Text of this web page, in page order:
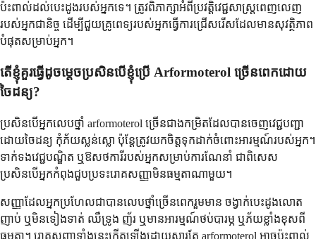
ប៉ះពាល់​ដល់​បេះដូង​របស់​អ្នក​ទេ។ ត្រូវ​ពិភាក្សា​អំពី​ប្រវត្តិ​វេជ្ជសាស្ត្រ​ពេញលេញ​
របស់​អ្នក​ជានិច្ច ដើម្បី​ជួយ​គ្រូពេទ្យ​របស់​អ្នក​ធ្វើ​ការ​ជ្រើសរើស​ដែល​មាន​សុវត្ថិភាព​
បំផុត​សម្រាប់​អ្នក។
តើ​ខ្ញុំ​គួរ​ធ្វើ​ដូចម្តេច​ប្រសិនបើ​ខ្ញុំ​ប្រើ Arformoterol ច្រើន​ពេក​ដោយ​
ចៃដន្យ?
ប្រសិនបើ​អ្នក​លេប​ថ្នាំ arformoterol ច្រើន​ជាង​កម្រិត​ដែល​បាន​ចេញវេជ្ជបញ្ជា​
ដោយ​ចៃដន្យ កុំ​ភ័យស្លន់ស្លោ ប៉ុន្តែ​ត្រូវ​យកចិត្តទុកដាក់​ចំពោះ​អារម្មណ៍​របស់​អ្នក។
ទាក់ទង​វេជ្ជបណ្ឌិត ឬ​ឱសថការី​របស់​អ្នក​សម្រាប់​ការណែនាំ ជាពិសេស​
ប្រសិនបើ​អ្នក​កំពុង​ជួបប្រទះ​រោគសញ្ញា​មិនធម្មតា​ណាមួយ។
សញ្ញា​ដែល​អ្នក​ប្រហែលជា​បាន​លេប​ថ្នាំ​ច្រើន​ពេក​រួមមាន ចង្វាក់​បេះដូង​លោត​
ញាប់ ឬ​មិន​ទៀងទាត់ ឈឺ​ទ្រូង ញ័រ ឬ​មាន​អារម្មណ៍​ថប់​បារម្ភ ឬ​ភ័យ​ខ្លាំង​ខុស​ពី​
ធម្មតា។ រោគសញ្ញា​ទាំងនេះ​កើតឡើង​ដោយសារ​តែ arformoterol អាច​ប៉ះពាល់​